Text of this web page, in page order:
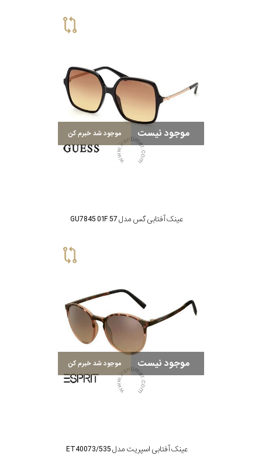
موجود نیست موجود شد خبرم کن
عینک آفتابی گس مدل GU7845 01F 57
موجود نیست موجود شد خبرم کن
عینک آفتابی اسپریت مدل ET40073/535